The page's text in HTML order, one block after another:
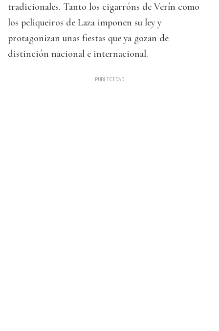
tradicionales. Tanto los cigarróns de Verín como
los peliqueiros de Laza imponen su ley y
protagonizan unas fiestas que ya gozan de
distinción nacional e internacional.